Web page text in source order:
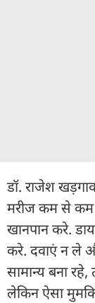
डॉ. राजेश
मरीज कम से कम
खानपान करे.
करे. दवाएं न ले
सामान्य बना
लेकिन ऐसा